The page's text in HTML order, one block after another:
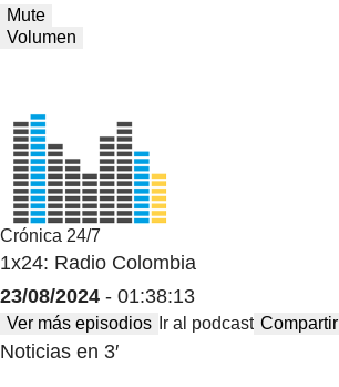
Mute
Volumen
Crónica 24/7
1x24: Radio Colombia
23/08/2024 - 01:38:13
Ver más episodios Ir al podcast Compartir
Noticias en 3′